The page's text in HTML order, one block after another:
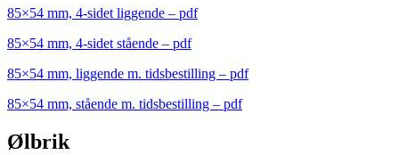
85×54 mm, 4-sidet liggende – pdf
85×54 mm, 4-sidet stående – pdf
85×54 mm, liggende m. tidsbestilling – pdf
85×54 mm, stående m. tidsbestilling – pdf
Ølbrik